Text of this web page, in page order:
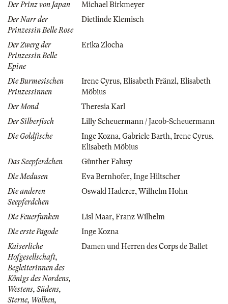
Der Prinz von Japan
Michael Birkmeyer
Der Narr der
Prinzessin Belle Rose
Dietlinde Klemisch
Der Zwerg der
Prinzessin Belle
Epine
Erika Zlocha
Die Burmesischen
Prinzessinnen
Irene Cyrus,Elisabeth Fränzl,Elisabeth
Möbius
Der Mond
Theresia Karl
Der Silberfisch
Lilly Scheuermann / Jacob-Scheuermann
Die Goldfische
Inge Kozna,Gabriele Barth,Irene Cyrus,
Elisabeth Möbius
Das Seepferdchen
Günther Falusy
Die Medusen
Eva Bernhofer,Inge Hiltscher
Die anderen
Seepferdchen
Oswald Haderer,Wilhelm Hohn
Die Feuerfunken Lisl Maar,Franz Wilhelm
Die erste Pagode
Inge Kozna
Kaiserliche
Hofgesellschaft,
Begleiterinnen des
Königs des Nordens,
Westens, Südens,
Sterne, Wolken,
Damen und Herren des Corps de Ballet